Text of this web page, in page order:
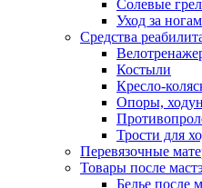
Солевые
Уход за
Средства
Костыли
Кресло-
Опоры,
Трости для
Перевязочные
Товары после
Белье после